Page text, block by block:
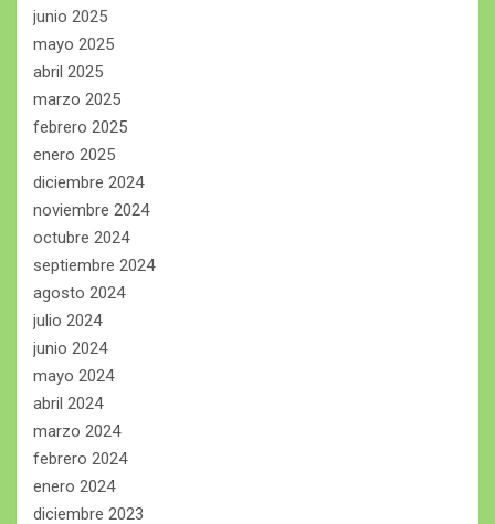
junio 2025
mayo 2025
abril 2025
marzo 2025
febrero 2025
enero 2025
diciembre 2024
noviembre 2024
octubre 2024
septiembre 2024
agosto 2024
julio 2024
junio 2024
mayo 2024
abril 2024
marzo 2024
febrero 2024
enero 2024
diciembre 2023